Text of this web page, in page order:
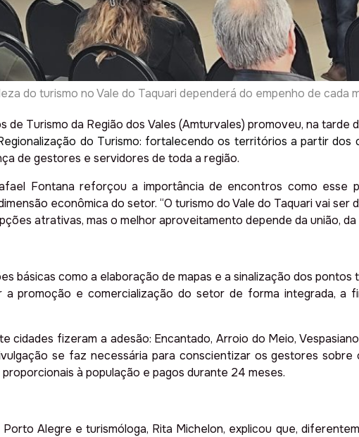
do turismo no Vale do Taquari dependerá do empenho de cada
de Turismo da Região dos Vales (Amturvales) promoveu, na
do Turismo: fortalecendo os territórios a partir dos
de gestores e servidores de toda a região.
Fontana reforçou a importância de encontros como esse
econômica do setor. “O turismo do Vale do Taquari vai
atrativas, mas o melhor aproveitamento depende da união,
básicas como a elaboração de mapas e a sinalização dos
a promoção e comercialização do setor de forma integrada,
cidades fizeram a adesão: Encantado, Arroio do Meio,
se faz necessária para conscientizar os gestores
à população e pagos durante 24 meses.
Alegre e turismóloga, Rita Michelon, explicou que,